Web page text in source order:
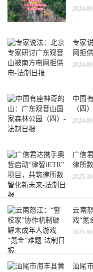
2024-
专家
网拒
2024-
中国
（四）
2024-
广信
律所
2025-
云南
戏“氪
2025-
汕尾